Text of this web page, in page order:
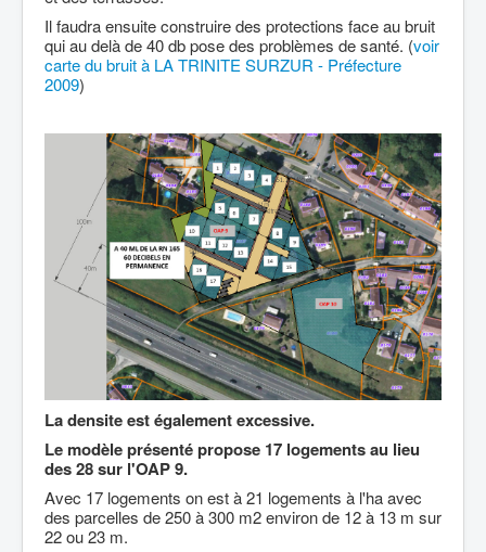
Il faudra ensuite construire des protections face au bruit
qui au delà de 40 db pose des problèmes de santé. (voir
carte du bruit à LA TRINITE SURZUR - Préfecture
2009)
La densite est également excessive.
Le modèle présenté propose 17 logements au lieu
des 28 sur l'OAP 9.
Avec 17 logements on est à 21 logements à l'ha avec
des parcelles de 250 à 300 m2 environ de 12 à 13 m sur
22 ou 23 m.